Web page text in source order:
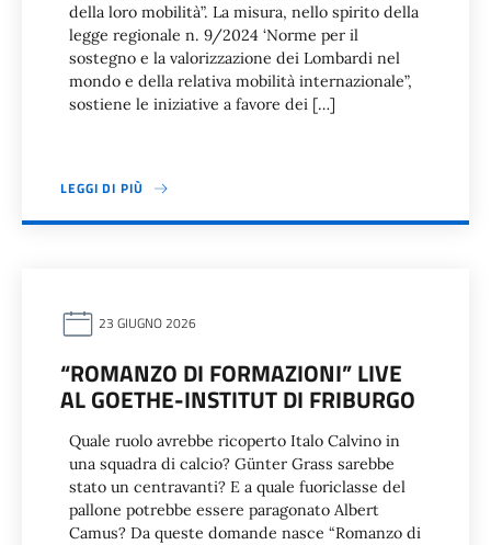
della loro mobilità”. La misura, nello spirito della
legge regionale n. 9/2024 ‘Norme per il
sostegno e la valorizzazione dei Lombardi nel
mondo e della relativa mobilità internazionale”,
sostiene le iniziative a favore dei […]
LEGGI DI PIÙ
23 GIUGNO 2026
“ROMANZO DI FORMAZIONI” LIVE
AL GOETHE-INSTITUT DI FRIBURGO
Quale ruolo avrebbe ricoperto Italo Calvino in
una squadra di calcio? Günter Grass sarebbe
stato un centravanti? E a quale fuoriclasse del
pallone potrebbe essere paragonato Albert
Camus? Da queste domande nasce “Romanzo di